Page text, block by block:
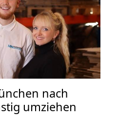
nach
umziehen